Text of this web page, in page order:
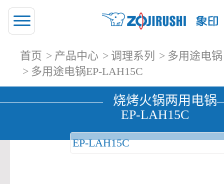
首页 产品中心 调理系列
多用途电锅
多用途电锅EP-LAH15C
烧烤火锅两用电锅
EP-LAH15C